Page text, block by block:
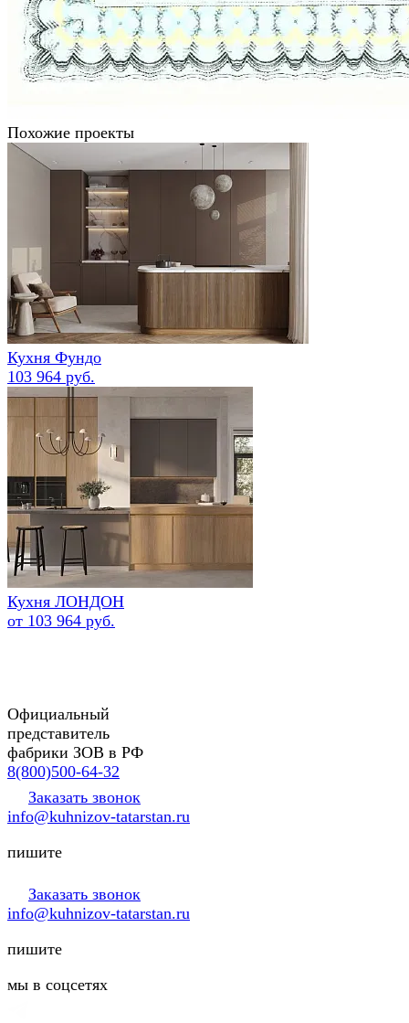
Похожие проекты
Кухня Фундо
103 964 руб.
Кухня ЛОНДОН
от 103 964 руб.
Официальный
представитель
фабрики ЗОВ в РФ
8(800)500-64-32
Заказать звонок
info@kuhnizov-tatarstan.ru
пишите
Заказать звонок
info@kuhnizov-tatarstan.ru
пишите
мы в соцсетях